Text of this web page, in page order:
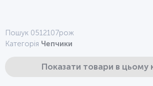
Пошук 0512107рож
Категорія Чепчики
Показати товари в цьому